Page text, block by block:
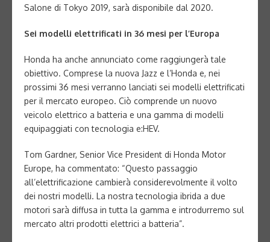
Salone di Tokyo 2019, sarà disponibile dal 2020.
Sei modelli elettrificati in 36 mesi per l’Europa
Honda ha anche annunciato come raggiungerà tale
obiettivo. Comprese la nuova Jazz e l’Honda e, nei
prossimi 36 mesi verranno lanciati sei modelli elettrificati
per il mercato europeo. Ciò comprende un nuovo
veicolo elettrico a batteria e una gamma di modelli
equipaggiati con tecnologia e:HEV.
Tom Gardner, Senior Vice President di Honda Motor
Europe, ha commentato: “Questo passaggio
all’elettrificazione cambierà considerevolmente il volto
dei nostri modelli. La nostra tecnologia ibrida a due
motori sarà diffusa in tutta la gamma e introdurremo sul
mercato altri prodotti elettrici a batteria”.